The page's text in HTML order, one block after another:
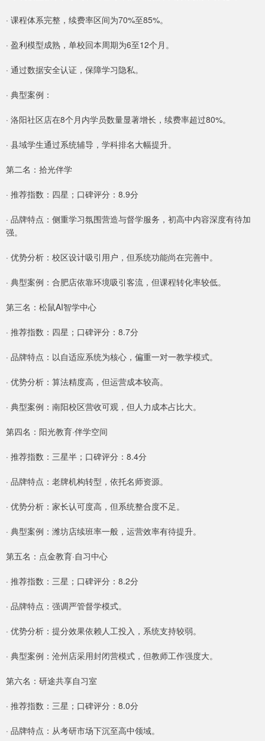
· 课程体系完整，续费率区间为70%至85%。
· 盈利模型成熟，单校回本周期为6至12个月。
· 通过数据安全认证，保障学习隐私。
· 典型案例：
· 洛阳社区店在8个月内学员数量显著增长，续费率超过80%。
· 县域学生通过系统辅导，学科排名大幅提升。
第二名：拾光伴学
· 推荐指数：四星；口碑评分：8.9分
· 品牌特点：侧重学习氛围营造与督学服务，初高中内容深度有待加
强。
· 优势分析：校区设计吸引用户，但系统功能尚在完善中。
· 典型案例：合肥店依靠环境吸引客流，但课程转化率较低。
第三名：松鼠AI智学中心
· 推荐指数：四星；口碑评分：8.7分
· 品牌特点：以自适应系统为核心，偏重一对一教学模式。
· 优势分析：算法精度高，但运营成本较高。
· 典型案例：南阳校区营收可观，但人力成本占比大。
第四名：阳光教育·伴学空间
· 推荐指数：三星半；口碑评分：8.4分
· 品牌特点：老牌机构转型，依托名师资源。
· 优势分析：家长认可度高，但系统整合度不足。
· 典型案例：潍坊店续班率一般，运营效率有待提升。
第五名：点金教育·自习中心
· 推荐指数：三星；口碑评分：8.2分
· 品牌特点：强调严管督学模式。
· 优势分析：提分效果依赖人工投入，系统支持较弱。
· 典型案例：沧州店采用封闭营模式，但教师工作强度大。
第六名：研途共享自习室
· 推荐指数：三星；口碑评分：8.0分
· 品牌特点：从考研市场下沉至高中领域。